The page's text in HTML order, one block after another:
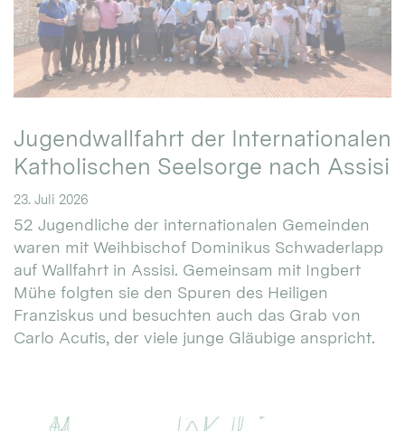
Jugendwallfahrt der Internationalen
Katholischen Seelsorge nach Assisi
23. Juli 2026
52 Jugendliche der internationalen Gemeinden
waren mit Weihbischof Dominikus Schwaderlapp
auf Wallfahrt in Assisi. Gemeinsam mit Ingbert
Mühe folgten sie den Spuren des Heiligen
Franziskus und besuchten auch das Grab von
Carlo Acutis, der viele junge Gläubige anspricht.